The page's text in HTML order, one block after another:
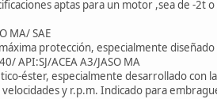
aptas para un motor ,sea de -2t
MA/ SAE
protección, especialmente
API:SJ/ACEA A3/JASO MA
éster, especialmente desarrollado con
y r.p.m. Indicado para